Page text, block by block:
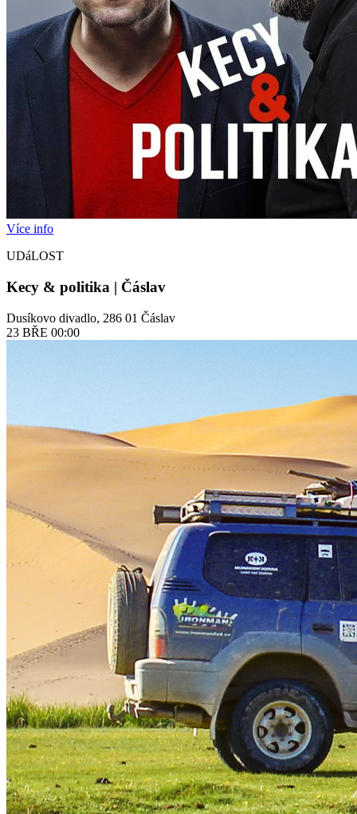
Více info
UDáLOST
Kecy & politika | Čáslav
Dusíkovo divadlo, 286 01 Čáslav
23 BŘE 00:00